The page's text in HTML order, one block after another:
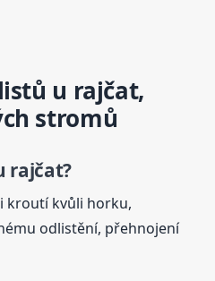
listů u rajčat,
stromů
rajčat?
kroutí kvůli horku,
odlistění, přehnojení